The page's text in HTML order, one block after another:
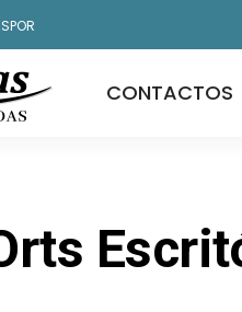
CONTACTOS